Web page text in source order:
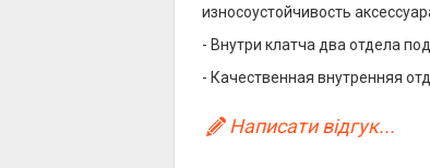
износоустойчивость
- Внутри клатча два отдела
- Качественная внутренняя
Написати відгук...